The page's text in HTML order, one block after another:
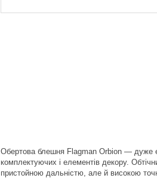
Обертова блешня Flagman Orbion — дуже
комплектуючих і елементів декору.
пристойною дальністю, але й високою